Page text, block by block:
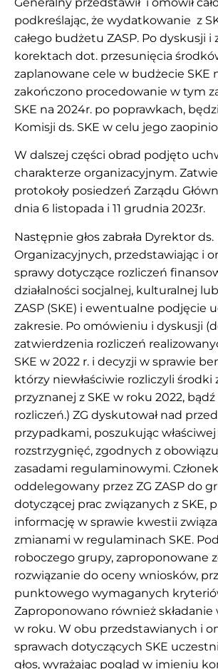
podkreślając, że wydatkowanie z
całego budżetu ZASP. Po dyskusji i
korektach dot. przesunięcia
zaplanowane cele w budżecie SKE
zakończono procedowanie w tym
SKE na 2024r. po poprawkach,
Komisji ds. SKE w celu jego
W dalszej części obrad podjęto
charakterze organizacyjnym.
protokoły posiedzeń Zarządu
dnia 6 listopada i 11 grudnia 2023r.
Następnie głos zabrała Dyrektor ds.
Organizacyjnych, przedstawiając i
sprawy dotyczące rozliczeń
działalności socjalnej, kulturalnej
ZASP (SKE) i ewentualne podjęcie
zakresie. Po omówieniu i dyskusji
zatwierdzenia rozliczeń
SKE w 2022 r. i decyzji w sprawie
którzy niewłaściwie rozliczyli środki
przyznanej z SKE w roku 2022,
rozliczeń.) ZG dyskutował nad
przypadkami, poszukując
rozstrzygnięć, zgodnych z
zasadami regulaminowymi.
oddelegowany przez ZG ZASP do
dotyczącej prac związanych z SKE,
informację w sprawie kwestii
zmianami w regulaminach SKE.
roboczego grupy, zaproponowane
rozwiązanie do oceny wniosków,
punktowego wymaganych
Zaproponowano również składanie
w roku. W obu przedstawianych i
sprawach dotyczących SKE
głos, wyrażając pogląd w imieniu